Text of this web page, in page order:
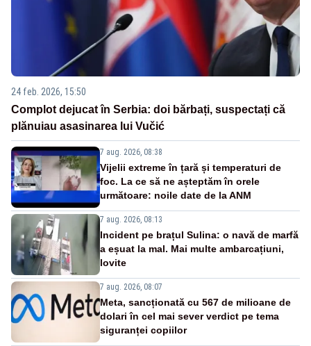
24 feb. 2026, 15:50
Complot dejucat în Serbia: doi bărbați, suspectați că
plănuiau asasinarea lui Vučić
7 aug. 2026, 08:38
Vijelii extreme în țară și temperaturi de
foc. La ce să ne așteptăm în orele
următoare: noile date de la ANM
7 aug. 2026, 08:13
Incident pe brațul Sulina: o navă de marfă
a eșuat la mal. Mai multe ambarcațiuni,
lovite
7 aug. 2026, 08:07
Meta, sancționată cu 567 de milioane de
dolari în cel mai sever verdict pe tema
siguranței copiilor